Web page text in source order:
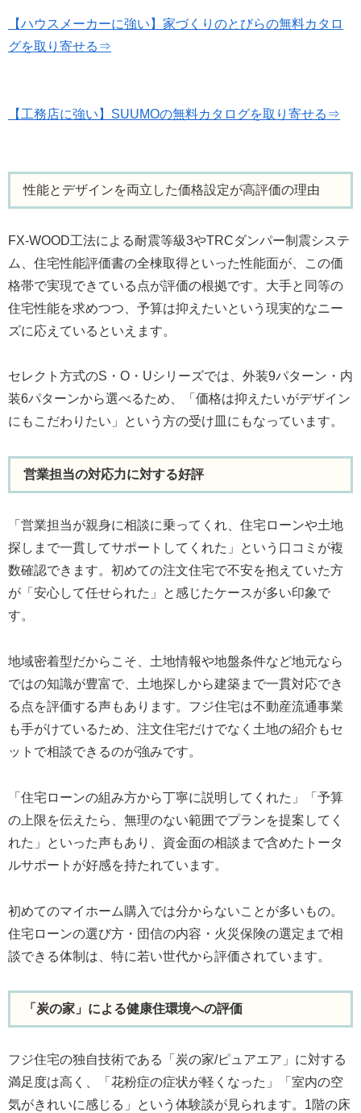
【ハウスメーカーに強い】家づくりのとびらの無料カタロ
グを取り寄せる⇒
【工務店に強い】SUUMOの無料カタログを取り寄せる⇒
性能とデザインを両立した価格設定が高評価の理由
FX-WOOD工法による耐震等級3やTRCダンパー制震システ
ム、住宅性能評価書の全棟取得といった性能面が、この価
格帯で実現できている点が評価の根拠です。大手と同等の
住宅性能を求めつつ、予算は抑えたいという現実的なニー
ズに応えているといえます。
セレクト方式のS・O・Uシリーズでは、外装9パターン・内
装6パターンから選べるため、「価格は抑えたいがデザイン
にもこだわりたい」という方の受け皿にもなっています。
営業担当の対応力に対する好評
「営業担当が親身に相談に乗ってくれ、住宅ローンや土地
探しまで一貫してサポートしてくれた」という口コミが複
数確認できます。初めての注文住宅で不安を抱えていた方
が「安心して任せられた」と感じたケースが多い印象で
す。
地域密着型だからこそ、土地情報や地盤条件など地元なら
ではの知識が豊富で、土地探しから建築まで一貫対応でき
る点を評価する声もあります。フジ住宅は不動産流通事業
も手がけているため、注文住宅だけでなく土地の紹介もセ
ットで相談できるのが強みです。
「住宅ローンの組み方から丁寧に説明してくれた」「予算
の上限を伝えたら、無理のない範囲でプランを提案してく
れた」といった声もあり、資金面の相談まで含めたトータ
ルサポートが好感を持たれています。
初めてのマイホーム購入では分からないことが多いもの。
住宅ローンの選び方・団信の内容・火災保険の選定まで相
談できる体制は、特に若い世代から評価されています。
「炭の家」による健康住環境への評価
フジ住宅の独自技術である「炭の家/ピュアエア」に対する
満足度は高く、「花粉症の症状が軽くなった」「室内の空
気がきれいに感じる」という体験談が見られます。1階の床